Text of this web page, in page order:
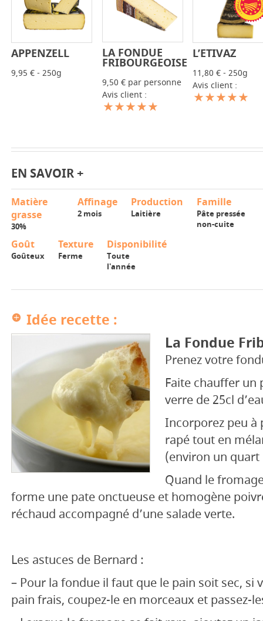
- +
APPENZELL
9,95 € - 250g
- +
LA FONDUE
FRIBOURGEOISE
9,50 € par personne
Avis client :
-
L’ETIVAZ
11,80 € - 250g
Avis client :
EN SAVOIR +
Matière
grasse
30%
Affinage
2 mois
Production
Laitière
Famille
Pâte pressée
non-cuite
Goût
Goûteux
Texture
Ferme
Disponibilité
Toute
l'année
Idée recette :
La Fondue
Prenez votre
Faite chauffer un
verre de 25cl
Incorporez peu à
rapé tout en
(environ un quart
Quand le
forme une pate onctueuse et homogène
réchaud accompagné d’une salade verte.
Les astuces de Bernard :
– Pour la fondue il faut que le pain soit sec, si
pain frais, coupez-le en morceaux et passez-